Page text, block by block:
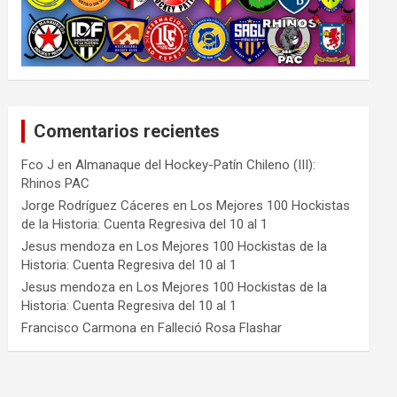
Comentarios recientes
Fco J enAlmanaque del Hockey-Patín Chileno (III):
Rhinos PAC
Jorge Rodríguez Cáceres enLos Mejores 100 Hockistas
de la Historia: Cuenta Regresiva del 10 al 1
Jesus mendoza enLos Mejores 100 Hockistas de la
Historia: Cuenta Regresiva del 10 al 1
Jesus mendoza enLos Mejores 100 Hockistas de la
Historia: Cuenta Regresiva del 10 al 1
Francisco Carmona enFalleció Rosa Flashar